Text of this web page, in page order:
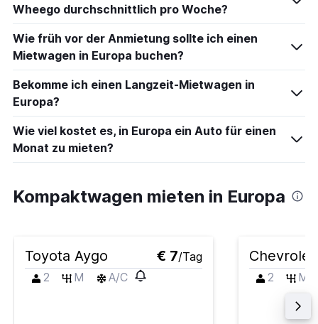
Wheego durchschnittlich pro Woche?
Wie früh vor der Anmietung sollte ich einen
Mietwagen in Europa buchen?
Bekomme ich einen Langzeit-Mietwagen in
Europa?
Wie viel kostet es, in Europa ein Auto für einen
Monat zu mieten?
Kompaktwagen mieten in Europa
Toyota Aygo € 7/Tag
2
M A/C 2 M